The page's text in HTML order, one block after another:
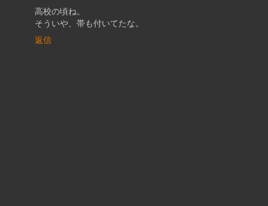
高校の頃ね。
そういや、帯も付いてたな。
返信